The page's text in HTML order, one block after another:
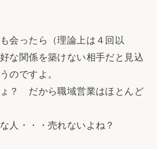
会ったら（理論上は４回以
な関係を築けない相手だと見込
のですよ。
？ だから職域営業はほとんど
人・・・売れないよね？